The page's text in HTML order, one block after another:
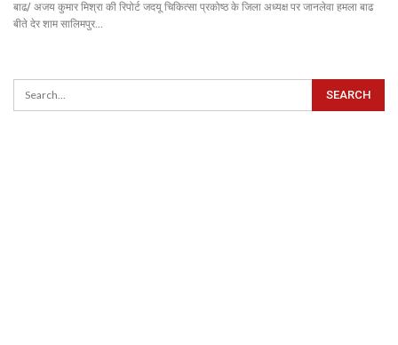
बाढ/ अजय कुमार मिश्रा की रिपोर्ट जदयू चिकित्सा प्रकोष्ठ के जिला अध्यक्ष पर जानलेवा हमला बाढ
बीते देर शाम सालिमपुर…